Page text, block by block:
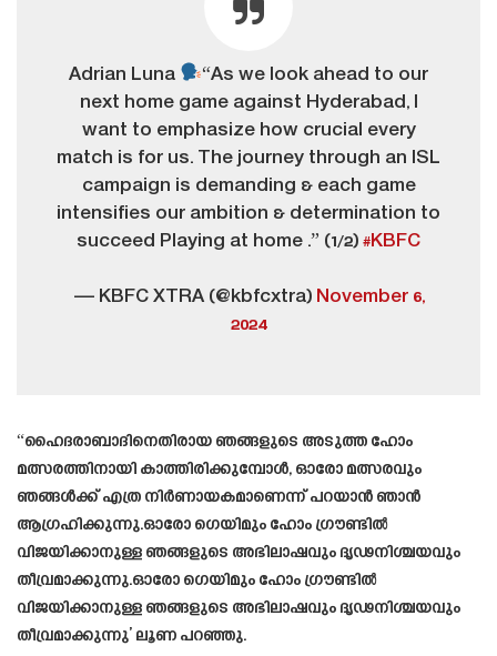
Adrian Luna
“As we look ahead to our
next home game against Hyderabad, I
want to emphasize how crucial every
match is for us. The journey through an ISL
campaign is demanding & each game
intensifies our ambition & determination to
succeed Playing at home .” (1/2) #KBFC
— KBFC XTRA (@kbfcxtra) November 6,
2024
“ഹൈദരാബാദിനെതിരായ ഞങ്ങളുടെ അടുത്ത ഹോം
മത്സരത്തിനായി കാത്തിരിക്കുമ്പോൾ, ഓരോ മത്സരവും
ഞങ്ങൾക്ക് എത്ര നിർണായകമാണെന്ന് പറയാൻ ഞാൻ
ആഗ്രഹിക്കുന്നു.ഓരോ ഗെയിമും ഹോം ഗ്രൗണ്ടിൽ
വിജയിക്കാനുള്ള ഞങ്ങളുടെ അഭിലാഷവും ദൃഢനിശ്ചയവും
തീവ്രമാക്കുന്നു.ഓരോ ഗെയിമും ഹോം ഗ്രൗണ്ടിൽ
വിജയിക്കാനുള്ള ഞങ്ങളുടെ അഭിലാഷവും ദൃഢനിശ്ചയവും
തീവ്രമാക്കുന്നു’ ലൂണ പറഞ്ഞു.